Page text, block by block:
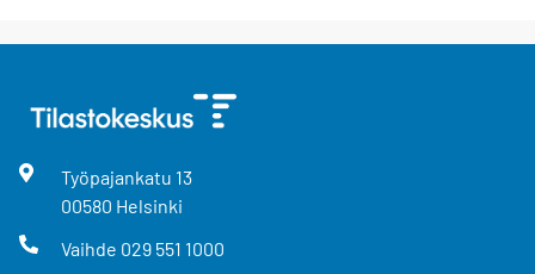
Työpajankatu 13
00580 Helsinki
Vaihde 029 551 1000